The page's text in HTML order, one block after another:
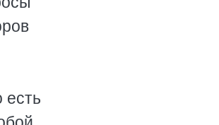
есть